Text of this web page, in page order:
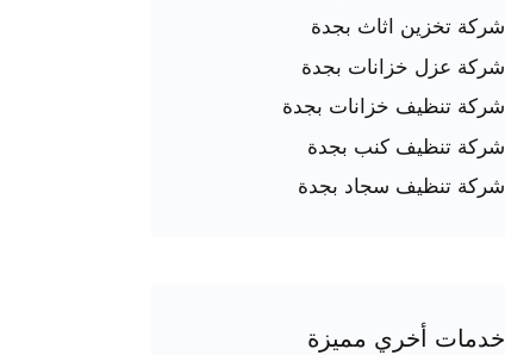
شركة تخزين اثاث بجدة
شركة عزل خزانات بجدة
شركة تنظيف خزانات بجدة
شركة تنظيف كنب بجدة
شركة تنظيف سجاد بجدة
خدمات أخري مميزة